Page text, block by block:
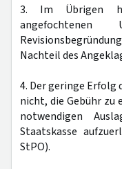
3. Im Übrigen
Nachteil des
4. Der geringe
nicht, die Gebühr zu
notwendigen
Staatskasse
StPO).